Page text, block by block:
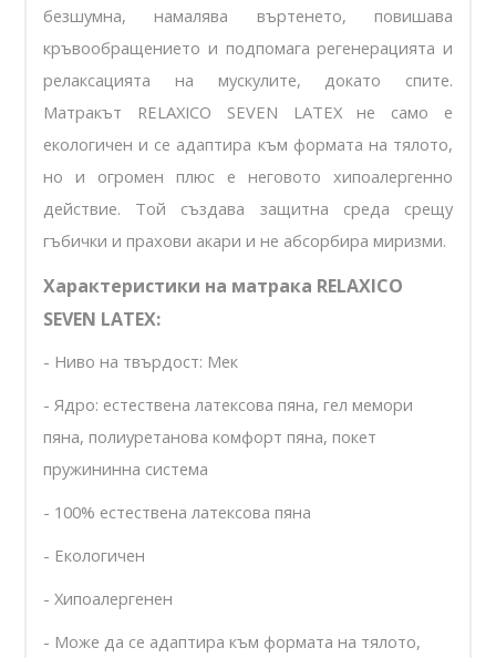
безшумна, намалява въртенето, повишава
кръвообращението и подпомага регенерацията и
релаксацията на мускулите, докато спите.
Матракът RELAXICO SEVEN LATEXне само е
екологичен и се адаптира към формата на тялото,
но и огромен плюс е неговото хипоалергенно
действие. Той създава защитна среда срещу
гъбички и прахови акари и не абсорбира миризми.
Характеристики на матрака RELAXICO
SEVEN LATEX:
- Ниво на твърдост: Мек
- Ядро: естествена латексова пяна, гел мемори
пяна, полиуретанова комфорт пяна, покет
пружининна система
- 100% естествена латексова пяна
- Екологичен
- Хипоалергенен
- Може да се адаптира към формата на тялото,